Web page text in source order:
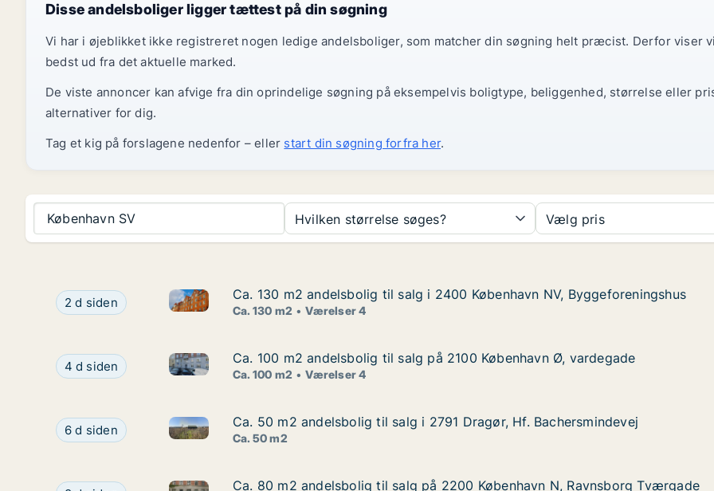
Disse andelsboliger ligger tættest på din søgning
Vi har i øjeblikket ikke registreret nogen ledige andelsboliger, som matcher din søgning helt præcist. Derfor viser
bedst ud fra det aktuelle marked.
De viste annoncer kan afvige fra din oprindelige søgning på eksempelvis boligtype, beliggenhed, størrelse eller
alternativer for dig.
Tag et kig på forslagene nedenfor – eller start din søgning forfra her.
København SV Hvilken størrelse søges? Vælg pris
Ca. 130 m2 andelsbolig til salg i 2400 København NV, Byggeforeningshus
2 d siden Ca. 130 m2 andelsbolig til salg i 2400 København NV, Byggeforeningshus
Ca. 130 m2 andelsbolig til salg i 2400 København NV, Byggeforeningshus
Ca. 130 m2 andelsbolig til salg i 2400 København NV, Byggeforeningshus
Ca. 130 m2 Værelser 4
Ca. 100 m2 andelsbolig til salg på 2100 København Ø, vardegade
4 d siden Ca. 100 m2 andelsbolig til salg på 2100 København Ø, vardegade
Ca. 100 m2 andelsbolig til salg på 2100 København Ø, vardegade
Ca. 100 m2 andelsbolig til salg på 2100 København Ø, vardegade
Ca. 100 m2 Værelser 4
Ca. 50 m2 andelsbolig til salg i 2791 Dragør, Hf. Bachersmindevej
6 d siden Ca. 50 m2 andelsbolig til salg i 2791 Dragør, Hf. Bachersmindevej
Ca. 50 m2 andelsbolig til salg i 2791 Dragør, Hf. Bachersmindevej
Ca. 50 m2 andelsbolig til salg i 2791 Dragør, Hf. Bachersmindevej
Ca. 50 m2
Ca. 80 m2 andelsbolig til salg på 2200 København N, Ravnsborg Tværgade
Ca. 80 m2 andelsbolig til salg på 2200 København N, Ravnsborg Tværgade